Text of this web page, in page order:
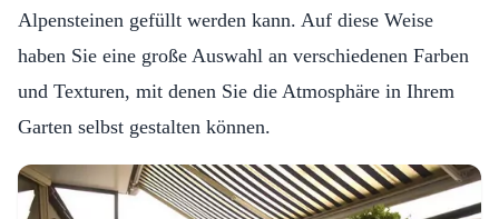
Alpensteinen gefüllt werden kann. Auf diese Weise
haben Sie eine große Auswahl an verschiedenen Farben
und Texturen, mit denen Sie die Atmosphäre in Ihrem
Garten selbst gestalten können.